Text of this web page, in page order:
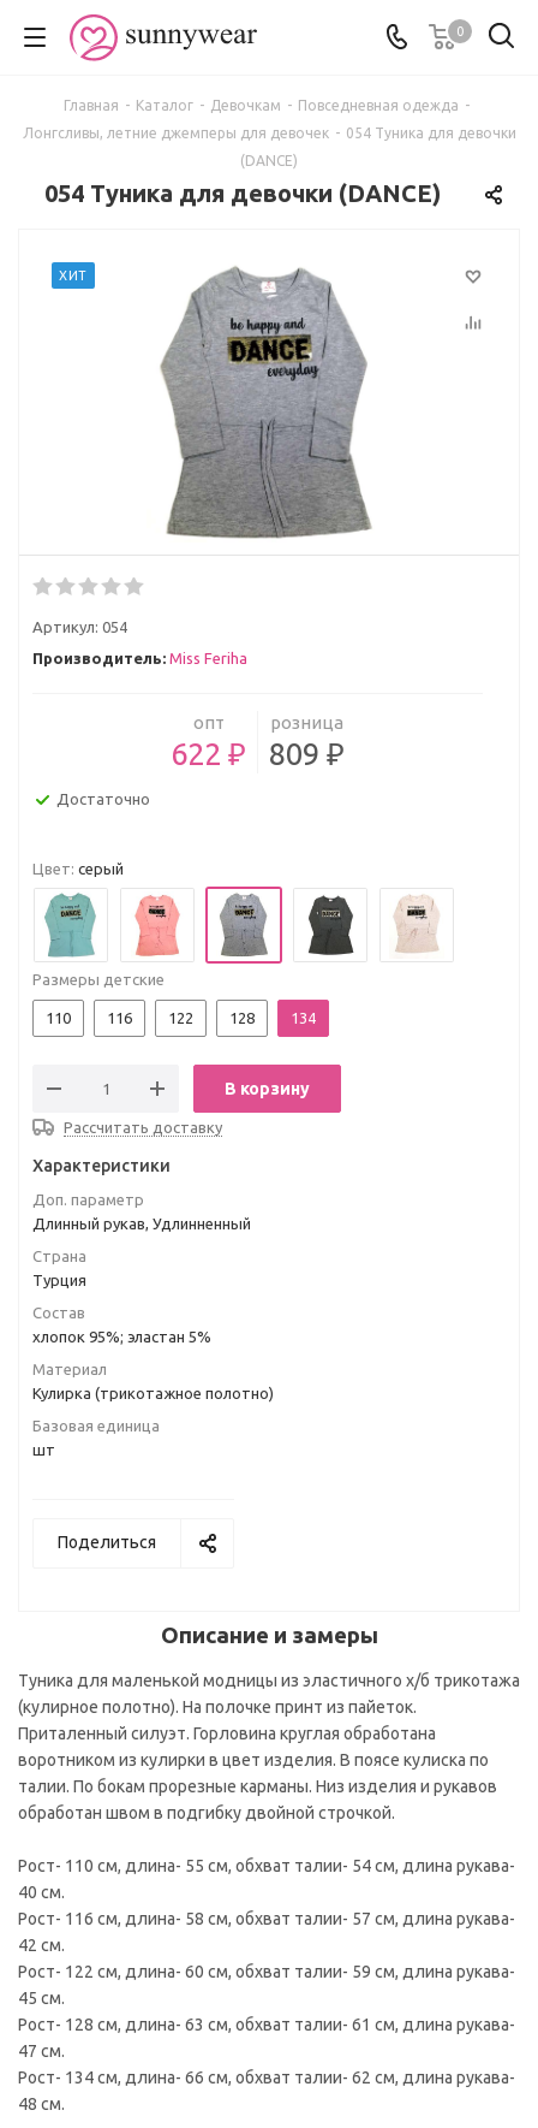
0
Главная - Каталог - Девочкам - Повседневная одежда -
Лонгсливы, летние джемперы для девочек - 054 Туника для девочки
(DANCE)
054 Туника для девочки (DANCE)
ХИТ
Артикул: 054
Производитель: Miss Feriha
опт
622 ₽
розница
809 ₽
Достаточно
Цвет: серый
Размеры детские
110 116 122 128 134
В корзину
Рассчитать доставку
Характеристики
Доп. параметр
Длинный рукав, Удлинненный
Страна
Турция
Состав
хлопок 95%; эластан 5%
Материал
Кулирка (трикотажное полотно)
Базовая единица
шт
Поделиться
Описание и замеры
Туника для маленькой модницы из эластичного х/б трикотажа
(кулирное полотно). На полочке принт из пайеток.
Приталенный силуэт. Горловина круглая обработана
воротником из кулирки в цвет изделия. В поясе кулиска по
талии. По бокам прорезные карманы. Низ изделия и рукавов
обработан швом в подгибку двойной строчкой.
Рост- 110 см, длина- 55 см, обхват талии- 54 см, длина рукава-
40 см.
Рост- 116 см, длина- 58 см, обхват талии- 57 см, длина рукава-
42 см.
Рост- 122 см, длина- 60 см, обхват талии- 59 см, длина рукава-
45 см.
Рост- 128 см, длина- 63 см, обхват талии- 61 см, длина рукава-
47 см.
Рост- 134 см, длина- 66 см, обхват талии- 62 см, длина рукава-
48 см.